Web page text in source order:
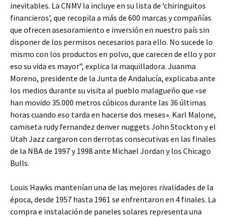
inevitables. La CNMV la incluye en su lista de ‘chiringuitos
financieros’, que recopila a más de 600 marcas y compañías
que ofrecen asesoramiento e inversión en nuestro país sin
disponer de los permisos necesarios para ello. No sucede lo
mismo con los productos en polvo, que carecen de ello y por
eso su vida es mayor”, explica la maquilladora. Juanma
Moreno, presidente de la Junta de Andalucía, explicaba ante
los medios durante su visita al pueblo malagueño que «se
han movido 35.000 metros cúbicos durante las 36 últimas
horas cuando eso tarda en hacerse dos meses». Karl Malone,
camiseta rudy fernandez denver nuggets John Stockton y el
Utah Jazz cargaron con derrotas consecutivas en las finales
de la NBA de 1997 y 1998 ante Michael Jordan y los Chicago
Bulls.
Louis Hawks mantenían una de las mejores rivalidades de la
época, desde 1957 hasta 1961 se enfrentaron en 4 finales. La
compra e instalación de paneles solares representa una